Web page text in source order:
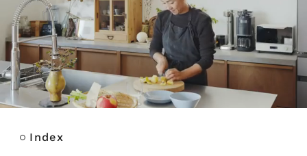
Index